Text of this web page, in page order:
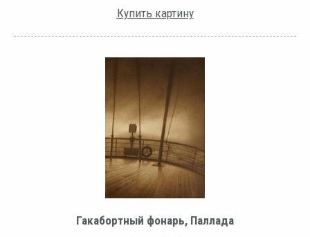
Купить картину
Гакабортный фонарь, Паллада